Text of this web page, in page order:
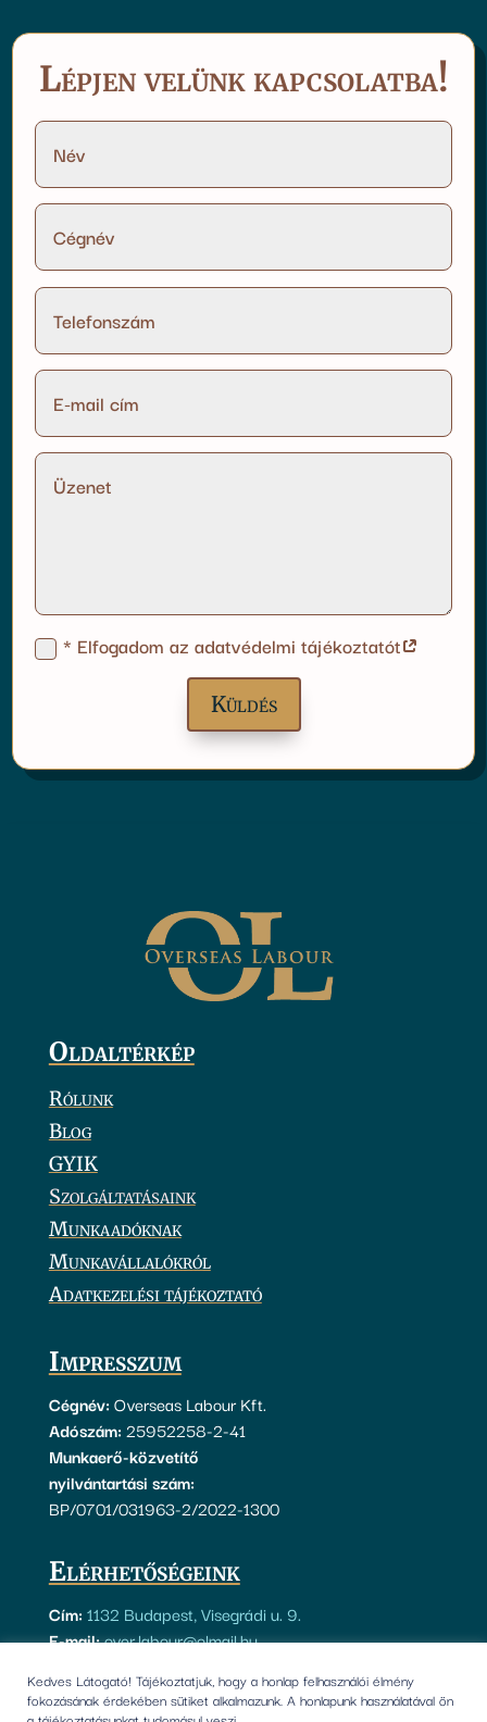
Lépjen velünk kapcsolatba!
* Elfogadom az adatvédelmi tájékoztatót
Oldaltérkép
Rólunk
Blog
GYIK
Szolgáltatásaink
Munkaadóknak
Munkavállalókról
Adatkezelési tájékoztató
Impresszum
Cégnév: Overseas Labour Kft.
Adószám: 25952258-2-41
Munkaerő-közvetítő
nyilvántartási szám:
BP/0701/031963-2/2022-1300
Elérhetőségeink
Cím: 1132 Budapest, Visegrádi u. 9.
E-mail:over.labour@olmail.hu
Kedves Látogató! Tájékoztatjuk, hogy a honlap felhasználói élmény
fokozásának érdekében sütiket alkalmazunk. A honlapunk használatával ön